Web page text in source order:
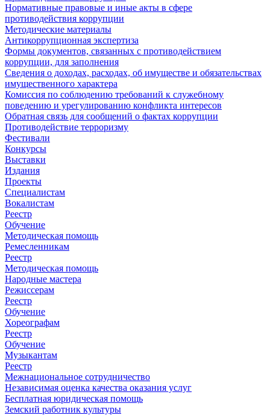
Нормативные правовые и иные акты в сфере
противодействия коррупции
Методические материалы
Антикоррупционная экспертиза
Формы документов, связанных с противодействием
коррупции, для заполнения
Сведения о доходах, расходах, об имуществе и обязательствах
имущественного характера
Комиссия по соблюдению требований к служебному
поведению и урегулированию конфликта интересов
Обратная связь для сообщений о фактах коррупции
Противодействие терроризму
Фестивали
Конкурсы
Выставки
Издания
Проекты
Специалистам
Вокалистам
Реестр
Обучение
Методическая помощь
Ремесленникам
Реестр
Методическая помощь
Народные мастера
Режиссерам
Реестр
Обучение
Хореографам
Реестр
Обучение
Музыкантам
Реестр
Межнациональное сотрудничество
Независимая оценка качества оказания услуг
Бесплатная юридическая помощь
Земский работник культуры